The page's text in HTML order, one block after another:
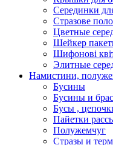
Серединки
Стразове
Цветные
Шейкер
Шифонові
Элитные
Намистини,
Бусины
Бусины и
Бусы ,
Пайетки
Полужемчуг
Стразы и